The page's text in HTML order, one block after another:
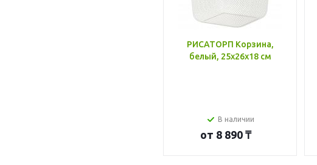
РИСАТОРП Корзина,
белый, 25x26x18 см
В наличии
от 8 890 ₸